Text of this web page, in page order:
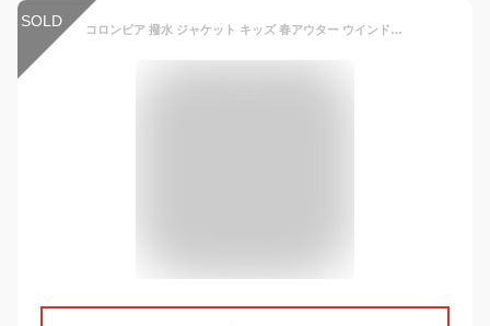
SOLD コロンビア 撥水 ジャケット キッズ 春アウター ウインドブレーカー 男の子 女の子 110cm 120cm 130cm 140cm 155cm マウンテンパーカー キッズ ジュニア ウィンドブレーカー ナイロンジャケット 長袖 Columbia 子供服